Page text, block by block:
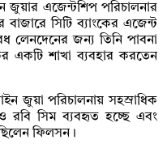
জুয়ার এজেন্টশিপ পরিচালনার
সিটি ব্যাংকের এজেন্ট
লেনদেনের জন্য তিনি পাবনা
একটি শাখা ব্যবহার করতেন
জুয়া পরিচালনায় সহস্রাধিক
ও রবি সিম ব্যবহৃত হচ্ছে এবং
ফিলসন।